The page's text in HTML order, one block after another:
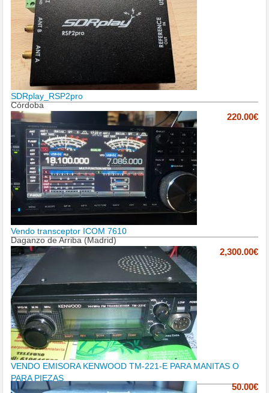
SDRplay_RSP2pro
Córdoba
220.00€
Vendo transceptor ICOM 7610
Daganzo de Arriba (Madrid)
2,300.00€
VENDO EMISORA KENWOOD TM-221-E PARA MANITAS O
PARA PIEZAS
50.00€